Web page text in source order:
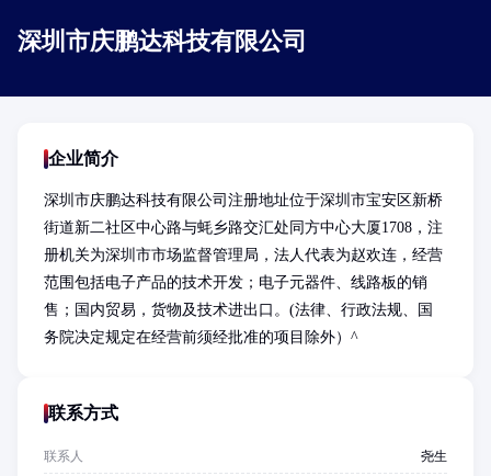
深圳市庆鹏达科技有限公司
企业简介
深圳市庆鹏达科技有限公司注册地址位于深圳市宝安区新桥
街道新二社区中心路与蚝乡路交汇处同方中心大厦1708，注
册机关为深圳市市场监督管理局，法人代表为赵欢连，经营
范围包括电子产品的技术开发；电子元器件、线路板的销
售；国内贸易，货物及技术进出口。(法律、行政法规、国
务院决定规定在经营前须经批准的项目除外）^
联系方式
联系人 尧生